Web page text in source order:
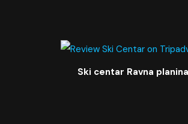
Ski centar Ravna planina